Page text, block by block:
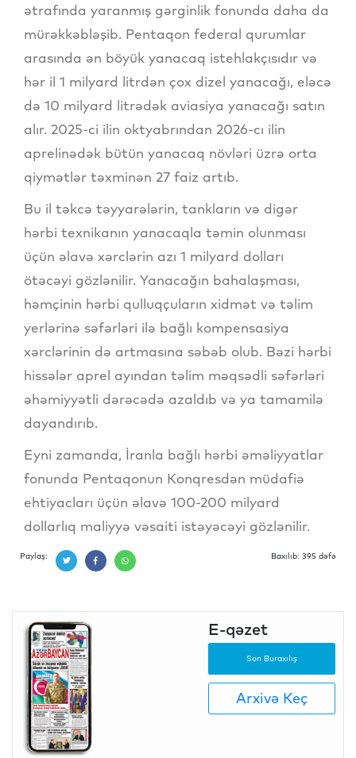
ətrafında yaranmış gərginlik fonunda daha da
mürəkkəbləşib. Pentaqon federal qurumlar
arasında ən böyük yanacaq istehlakçısıdır və
hər il 1 milyard litrdən çox dizel yanacağı, eləcə
də 10 milyard litrədək aviasiya yanacağı satın
alır. 2025-ci ilin oktyabrından 2026-cı ilin
aprelinədək bütün yanacaq növləri üzrə orta
qiymətlər təxminən 27 faiz artıb.
Bu il təkcə təyyarələrin, tankların və digər
hərbi texnikanın yanacaqla təmin olunması
üçün əlavə xərclərin azı 1 milyard dolları
ötəcəyi gözlənilir. Yanacağın bahalaşması,
həmçinin hərbi qulluqçuların xidmət və təlim
yerlərinə səfərləri ilə bağlı kompensasiya
xərclərinin də artmasına səbəb olub. Bəzi hərbi
hissələr aprel ayından təlim məqsədli səfərləri
əhəmiyyətli dərəcədə azaldıb və ya tamamilə
dayandırıb.
Eyni zamanda, İranla bağlı hərbi əməliyyatlar
fonunda Pentaqonun Konqresdən müdafiə
ehtiyacları üçün əlavə 100-200 milyard
dollarlıq maliyyə vəsaiti istəyəcəyi gözlənilir.
Paylaş: Baxılıb: 395 dəfə
E-qəzet
Son Buraxılış
Arxivə Keç